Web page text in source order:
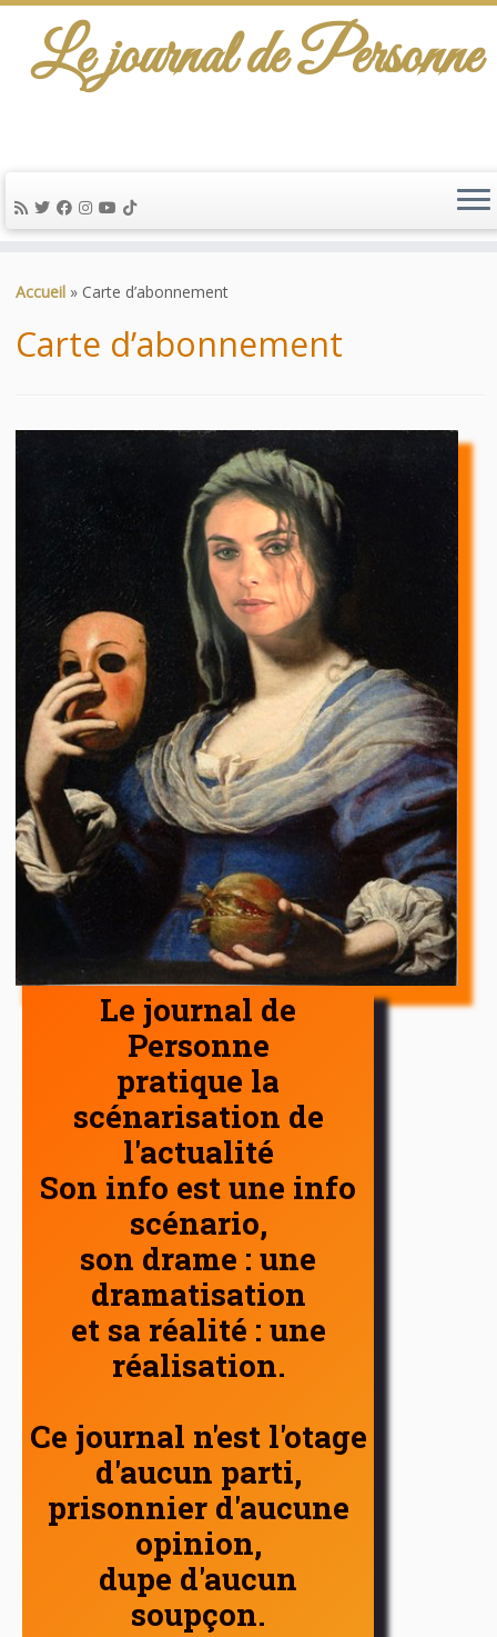
au
Le journal de Personne
Accueil » Carte d’abonnement
Carte d’abonnement
Le journal de
Personne
pratique la
scénarisation de
l'actualité
Son info est une info
scénario,
son drame : une
dramatisation
et sa réalité : une
réalisation.
Ce journal n'est l'otage
d'aucun parti,
prisonnier d'aucune
opinion,
dupe d'aucun
soupçon.